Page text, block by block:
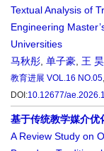
Textual Analysis of
Engineering
Universities
马秋彤 单子豪 王 昊
教育进展 VOL.16 NO.05
DOI:10.12677/
基于传统教学媒介优
A Review Study on